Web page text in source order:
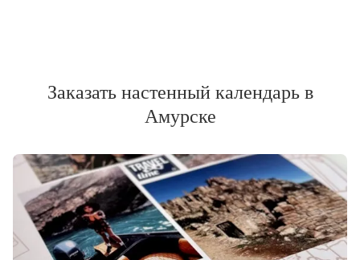
Заказать настенный календарь в
Амурске